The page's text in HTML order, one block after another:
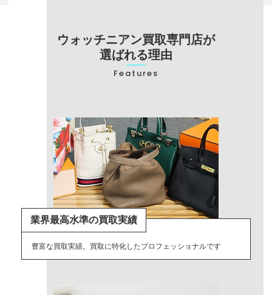
ウォッチニアン買取専門店が
選ばれる理由
Features
業界最高水準の買取実績
豊富な買取実績。買取に特化したプロフェッショナルです